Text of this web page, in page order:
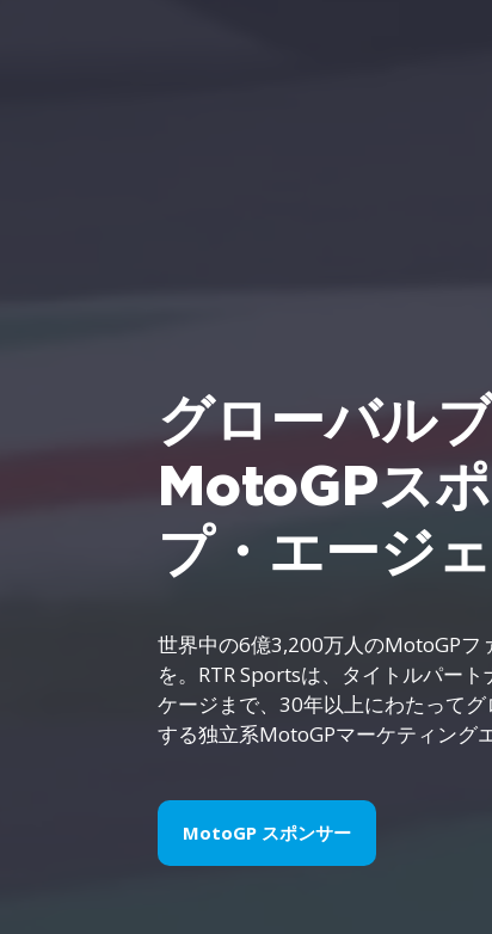
グローバル
MotoGPス
プ・エージ
世界中の6億3,200万人のMotoGPフ
を。RTR Sportsは、タイトルパー
ケージまで、30年以上にわたって
する独立系MotoGPマーケティング
MotoGP スポンサー